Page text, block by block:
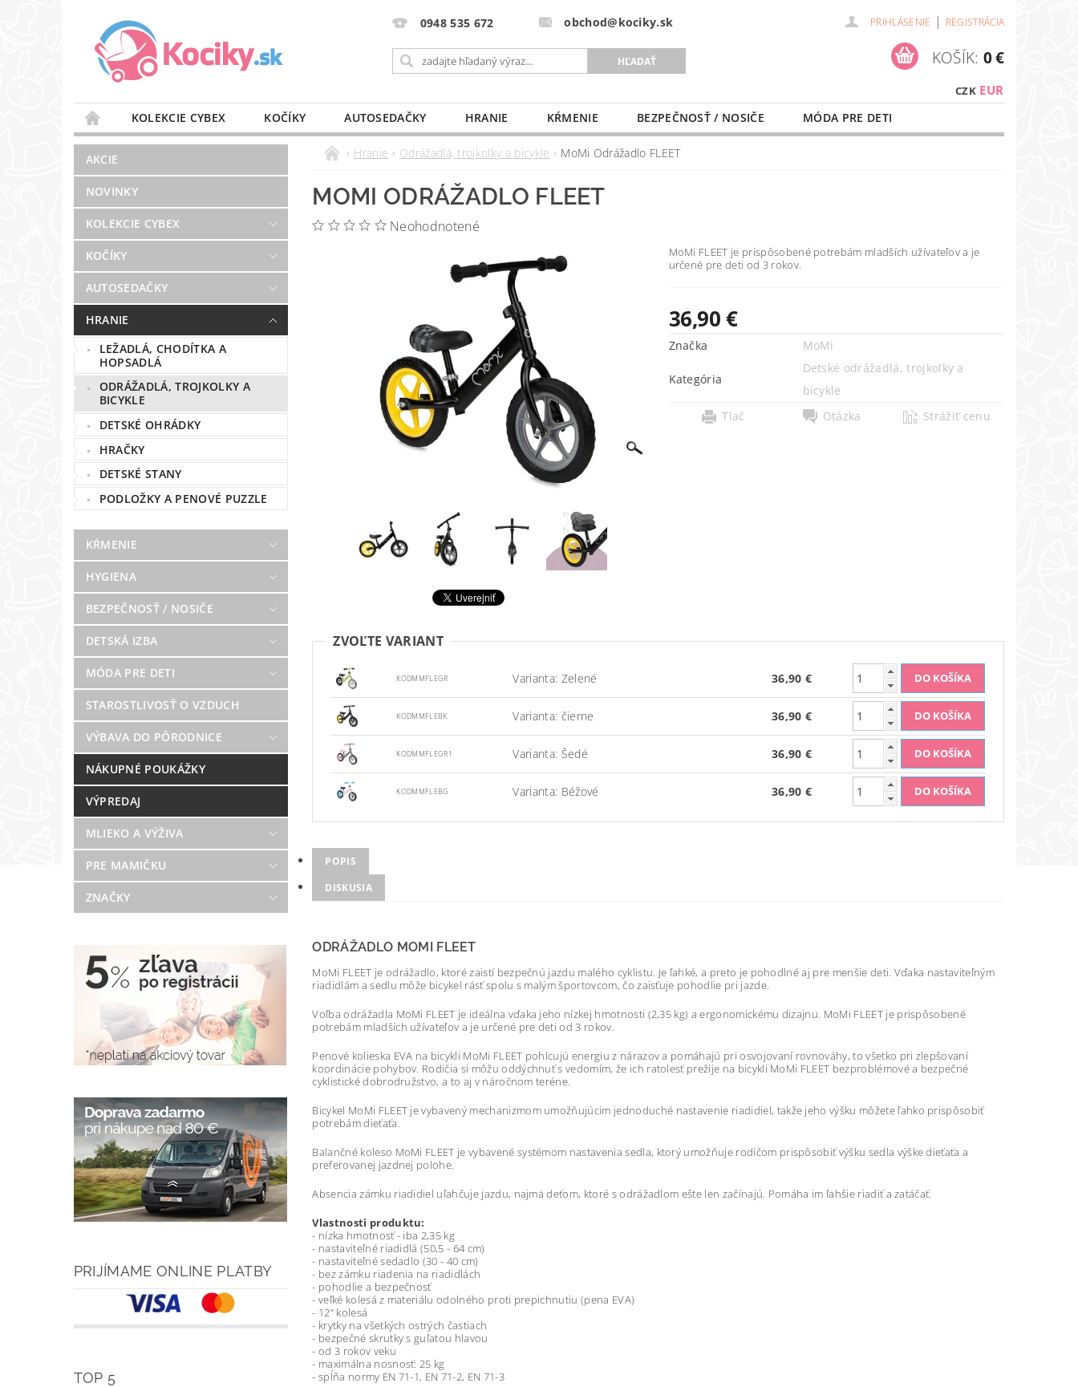
0948 535 672 obchod@kociky.sk PRIHLÁSENIE | REGISTRÁCIA
CZK EUR
KOŠÍK: 0 €
KOLEKCIE CYBEX KOČÍKY AUTOSEDAČKY HRANIE KŔMENIE BEZPEČNOSŤ / NOSIČE
MÓDA PRE DETI
STAROSTLIVOSŤ O VZDUCH
VÝBAVA DO PÔRODNICE MLIEKO A VÝŽIVA PRE MAMIČKU
BLOG
PREDAJŇA KONTAKT
AKCIE
NOVINKY
KOLEKCIE CYBEX
KOČÍKY
AUTOSEDAČKY
HRANIE
LEŽADLÁ, CHODÍTKA A
HOPSADLÁ
ODRÁŽADLÁ, TROJKOLKY A
BICYKLE
DETSKÉ OHRÁDKY
HRAČKY
DETSKÉ STANY
PODLOŽKY A PENOVÉ PUZZLE
KŔMENIE
HYGIENA
BEZPEČNOSŤ / NOSIČE
DETSKÁ IZBA
MÓDA PRE DETI
STAROSTLIVOSŤ O VZDUCH
VÝBAVA DO PÔRODNICE
NÁKUPNÉ POUKÁŽKY
VÝPREDAJ
MLIEKO A VÝŽIVA
PRE MAMIČKU
ZNAČKY
PRIJÍMAME ONLINE PLATBY
TOP 5
Hranie Odrážadlá, trojkolky a bicykle MoMi Odrážadlo FLEET
MOMI ODRÁŽADLO FLEET
Neohodnotené
MoMi FLEET je prispôsobené potrebám mladších užívateľov a je
určené pre deti od 3 rokov.
36,90 €
Značka MoMi
Kategória
Detské odrážadlá, trojkolky a
bicykle
Tlač
Otázka Strážiť cenu
ZVOĽTE VARIANT
KODMMFLEGR Varianta: Zelené 36,90 €
KODMMFLEBK Varianta: čierne 36,90 €
KODMMFLEGR1 Varianta: Šedé 36,90 €
KODMMFLEBG Varianta: Béžové 36,90 €
POPIS
DISKUSIA
ODRÁŽADLO MOMI FLEET
MoMi FLEET je odrážadlo, ktoré zaistí bezpečnú jazdu malého cyklistu. Je ľahké, a preto je pohodlné aj pre menšie deti. Vďaka nastaviteľným
riadidlám a sedlu môže bicykel rásť spolu s malým športovcom, čo zaisťuje pohodlie pri jazde.
Voľba odrážadla MoMi FLEET je ideálna vďaka jeho nízkej hmotnosti (2,35 kg) a ergonomickému dizajnu. MoMi FLEET je prispôsobené
potrebám mladších užívateľov a je určené pre deti od 3 rokov.
Penové kolieska EVA na bicykli MoMi FLEET pohlcujú energiu z nárazov a pomáhajú pri osvojovaní rovnováhy, to všetko pri zlepšovaní
koordinácie pohybov. Rodičia si môžu oddýchnuť s vedomím, že ich ratolesť prežije na bicykli MoMi FLEET bezproblémové a bezpečné
cyklistické dobrodružstvo, a to aj v náročnom teréne.
Bicykel MoMi FLEET je vybavený mechanizmom umožňujúcim jednoduché nastavenie riadidiel, takže jeho výšku môžete ľahko prispôsobiť
potrebám dieťaťa.
Balančné koleso MoMi FLEET je vybavené systémom nastavenia sedla, ktorý umožňuje rodičom prispôsobiť výšku sedla výške dieťaťa a
preferovanej jazdnej polohe.
Absencia zámku riadidiel uľahčuje jazdu, najmä deťom, ktoré s odrážadlom ešte len začínajú. Pomáha im ľahšie riadiť a zatáčať.
Vlastnosti produktu:
- nízka hmotnosť - iba 2,35 kg
- nastaviteľné riadidlá (50,5 - 64 cm)
- nastaviteľné sedadlo (30 - 40 cm)
- bez zámku riadenia na riadidlách
- pohodlie a bezpečnosť
- veľké kolesá z materiálu odolného proti prepichnutiu (pena EVA)
- 12” kolesá
- krytky na všetkých ostrých častiach
- bezpečné skrutky s guľatou hlavou
- od 3 rokov veku
- maximálna nosnosť: 25 kg
- spĺňa normy EN 71-1, EN 71-2, EN 71-3